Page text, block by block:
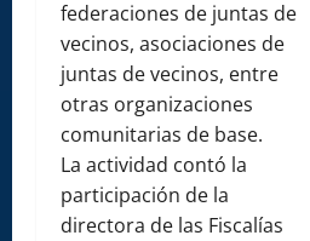
federaciones de juntas de
vecinos, asociaciones de
juntas de vecinos, entre
otras organizaciones
comunitarias de base.
La actividad contó la
participación de la
directora de las Fiscalías